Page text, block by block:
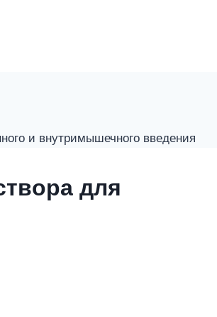
и внутримышечного введения
для